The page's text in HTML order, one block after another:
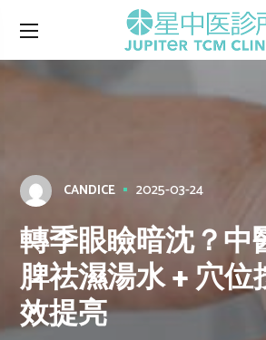
CANDICE 2025-03-24
轉季眼瞼暗沈？中
脾祛濕湯水 + 穴位
效提亮